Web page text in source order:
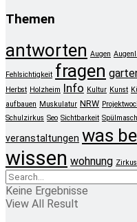
Themen
antworten Augen
Fehlsichtigkeit fragen
Herbst Holzheim Info Kultur Kunst
aufbauen Muskulatur NRW
Schulzirkus Seo Sichtbarkeit
veranstaltungen was
wissen wohnung Zirkus
Keine Ergebnisse
View All Result